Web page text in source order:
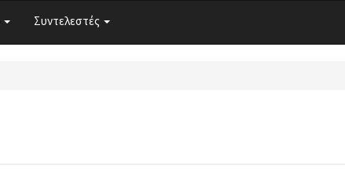
Συντελεστές